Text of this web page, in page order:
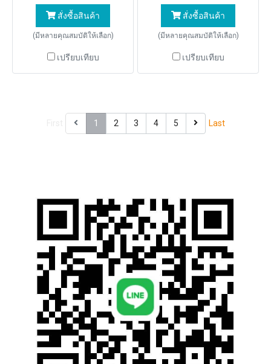
สั่งซื้อสินค้า
(มีหลายคุณสมบัติให้เลือก)
เปรียบเทียบ
สั่งซื้อสินค้า
(มีหลายคุณสมบัติให้เลือก)
เปรียบเทียบ
1 2 3 4 5 Last